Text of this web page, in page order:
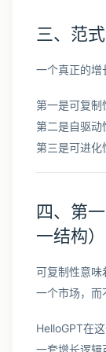
三、范
一个真正的增
第一是可复制
第二是自驱动
第三是可进化
四、第
一结构）
可复制性意味
一个市场，而
HelloGPT在
一套增长逻辑